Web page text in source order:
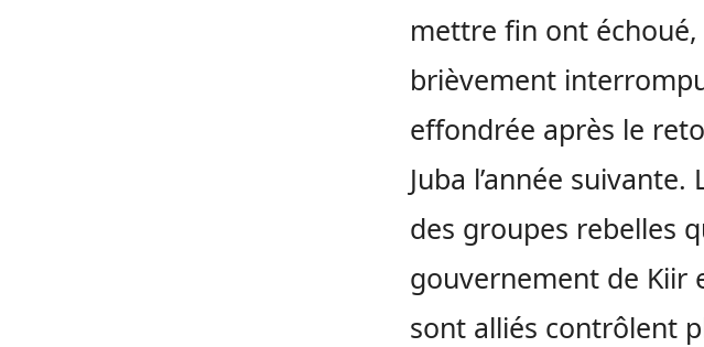
mettre fin ont
brièvement
effondrée après le
Juba l’année
des groupes rebelles
gouvernement de Kiir
sont alliés contrôlent